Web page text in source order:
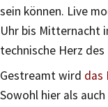
sein können. Live
Uhr bis Mitternacht
technische Herz
Gestreamt wird das
Sowohl hier als